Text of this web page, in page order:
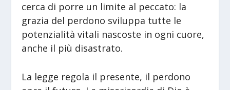
cerca di porre un limite al peccato: la
grazia del perdono sviluppa tutte le
potenzialità vitali nascoste in ogni cuore,
anche il più disastrato.
La legge regola il presente, il perdono